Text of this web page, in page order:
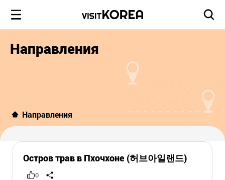
Направления
Направления
Остров трав в Пхочхоне (허브아일랜드)
0